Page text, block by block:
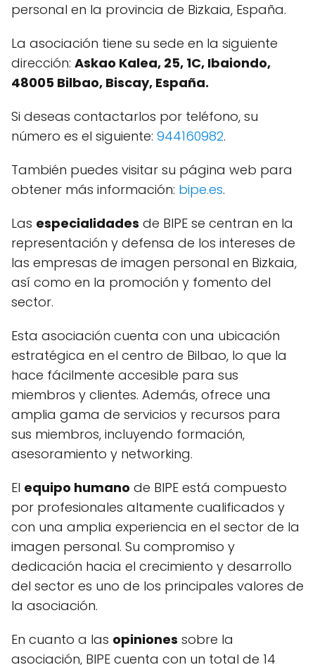
personal en la provincia de Bizkaia, España.
La asociación tiene su sede en la siguiente
dirección: Askao Kalea, 25, 1C, Ibaiondo,
48005 Bilbao, Biscay, España.
Si deseas contactarlos por teléfono, su
número es el siguiente: 944160982.
También puedes visitar su página web para
obtener más información: bipe.es.
Las especialidades de BIPE se centran en la
representación y defensa de los intereses de
las empresas de imagen personal en Bizkaia,
así como en la promoción y fomento del
sector.
Esta asociación cuenta con una ubicación
estratégica en el centro de Bilbao, lo que la
hace fácilmente accesible para sus
miembros y clientes. Además, ofrece una
amplia gama de servicios y recursos para
sus miembros, incluyendo formación,
asesoramiento y networking.
El equipo humano de BIPE está compuesto
por profesionales altamente cualificados y
con una amplia experiencia en el sector de la
imagen personal. Su compromiso y
dedicación hacia el crecimiento y desarrollo
del sector es uno de los principales valores de
la asociación.
En cuanto a las opiniones sobre la
asociación, BIPE cuenta con un total de 14